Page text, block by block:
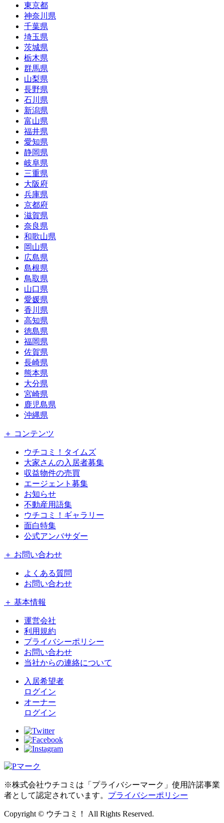
東京都
神奈川県
千葉県
埼玉県
茨城県
栃木県
群馬県
山梨県
長野県
石川県
新潟県
富山県
福井県
愛知県
静岡県
岐阜県
三重県
大阪府
兵庫県
京都府
滋賀県
奈良県
和歌山県
岡山県
広島県
島根県
鳥取県
山口県
愛媛県
香川県
高知県
徳島県
福岡県
佐賀県
長崎県
熊本県
大分県
宮崎県
鹿児島県
沖縄県
＋ コンテンツ
ウチコミ！タイムズ
大家さんの入居者募集
収益物件の売買
エージェント募集
お知らせ
不動産用語集
ウチコミ！ギャラリー
面白特集
公式アンバサダー
＋ お問い合わせ
よくある質問
お問い合わせ
＋ 基本情報
運営会社
利用規約
プライバシーポリシー
お問い合わせ
当社からの連絡について
入居希望者
ログイン
オーナー
ログイン
※株式会社ウチコミは「プライバシーマーク」使用許諾事業
者として認定されています。 プライバシーポリシー
Copyright © ウチコミ！ All Rights Reserved.